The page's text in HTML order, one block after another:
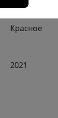
Красное
2021